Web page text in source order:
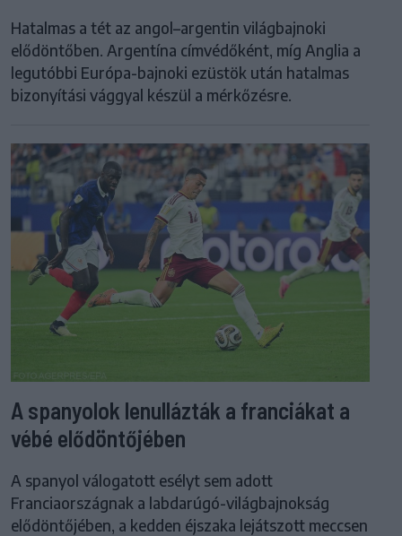
Hatalmas a tét az angol–argentin világbajnoki
elődöntőben. Argentína címvédőként, míg Anglia a
legutóbbi Európa-bajnoki ezüstök után hatalmas
bizonyítási vággyal készül a mérkőzésre.
A spanyolok lenullázták a franciákat a
vébé elődöntőjében
A spanyol válogatott esélyt sem adott
Franciaországnak a labdarúgó-világbajnokság
elődöntőjében, a kedden éjszaka lejátszott meccsen